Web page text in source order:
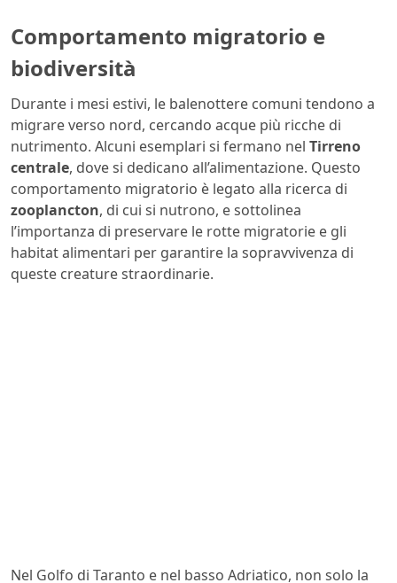
Comportamento migratorio e
biodiversità
Durante i mesi estivi, le balenottere comuni tendono a
migrare verso nord, cercando acque più ricche di
nutrimento. Alcuni esemplari si fermano nel Tirreno
centrale, dove si dedicano all’alimentazione. Questo
comportamento migratorio è legato alla ricerca di
zooplancton, di cui si nutrono, e sottolinea
l’importanza di preservare le rotte migratorie e gli
habitat alimentari per garantire la sopravvivenza di
queste creature straordinarie.
Nel Golfo di Taranto e nel basso Adriatico, non solo la